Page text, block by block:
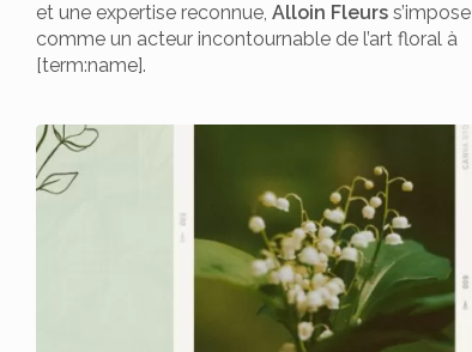
et une expertise reconnue, Alloin Fleurs s’impose
comme un acteur incontournable de l’art floral à
[term:name].